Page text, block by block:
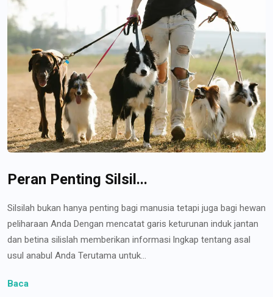
Peran Penting Silsil...
Silsilah bukan hanya penting bagi manusia tetapi juga bagi hewan
peliharaan Anda Dengan mencatat garis keturunan induk jantan
dan betina silislah memberikan informasi lngkap tentang asal
usul anabul Anda Terutama untuk...
Baca